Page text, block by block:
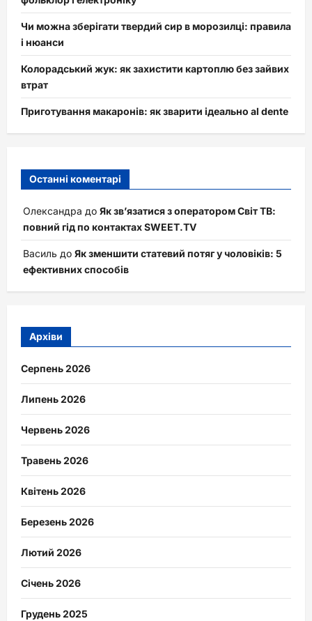
Чи можна зберігати твердий сир в морозилці: правила
і нюанси
Колорадський жук: як захистити картоплю без зайвих
втрат
Приготування макаронів: як зварити ідеально al dente
Останні коментарі
Олександра до Як зв’язатися з оператором Світ ТВ:
повний гід по контактах SWEET.TV
Василь до Як зменшити статевий потяг у чоловіків: 5
ефективних способів
Архіви
Серпень 2026
Липень 2026
Червень 2026
Травень 2026
Квітень 2026
Березень 2026
Лютий 2026
Січень 2026
Грудень 2025